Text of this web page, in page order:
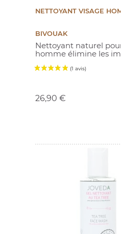
NETTOYANT VISAGE
BIVOUAK
Nettoyant naturel
homme élimine les
26,90 €